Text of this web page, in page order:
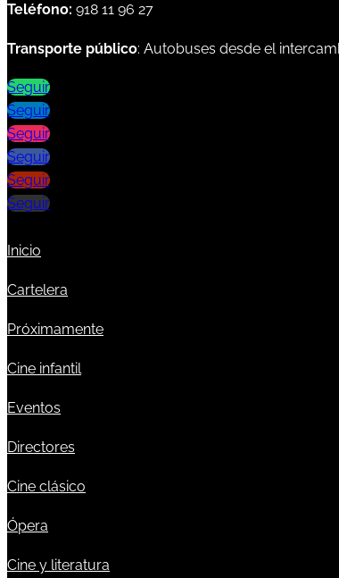
Teléfono: 918 11 96 27
Transporte público: Autobuses desde el
Seguir
Seguir
Seguir
Seguir
Seguir
Seguir
Inicio
Cartelera
Próximamente
Cine infantil
Eventos
Directores
Cine clásico
Ópera
Cine y literatura